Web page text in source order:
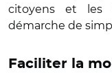
citoyens et les
démarche de
Faciliter la